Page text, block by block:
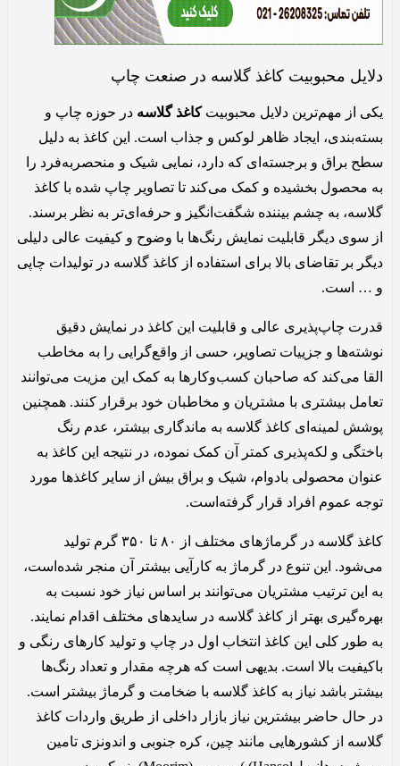
دلایل محبوبیت کاغذ گلاسه در صنعت چاپ
یکی از مهم‌ترین دلایل محبوبیتکاغذ گلاسه در حوزه چاپ و
بسته‌بندی، ایجاد ظاهر لوکس و جذاب است. این کاغذ به دلیل
سطح براق و برجسته‌ای که دارد، نمایی شیک و منحصربه‌فرد را
به محصول بخشیده و کمک می‌کند تا تصاویر چاپ شده با کاغذ
گلاسه، به چشم بیننده شگفت‌انگیز و حرفه‌ای‌تر به نظر برسند.
از سوی دیگر قابلیت نمایش رنگ‌ها با وضوح و کیفیت عالی دلیلی
دیگر بر تقاضای بالا برای استفاده از کاغذ گلاسه در تولیدات چاپی
و … است.‌
قدرت چاپ‌پذیری عالی و قابلیت این کاغذ در نمایش دقیق
نوشته‌ها و جزییات تصاویر، حسی از واقع‌گرایی را به مخاطب
القا می‌کند که صاحبان کسب‌وکارها به کمک این مزیت می‌توانند
تعامل بیشتری با مشتریان و مخاطبان خود برقرار کنند. همچنین
پوشش لمینه‌ای کاغذ گلاسه به ماندگاری بیشتر، عدم رنگ
باختگی و لکه‌پذیری کمتر آن کمک نموده، در نتیجه این کاغذ به
عنوان محصولی بادوام، شیک و براق بیش از سایر کاغذها مورد
توجه عموم افراد قرار گرفته‌است.‌
کاغذ گلاسه در گرماژهای مختلف از ۸۰ تا ۳۵۰ گرم تولید
می‌شود. این تنوع در گرماژ به کارآیی بیشتر آن منجر شده‌‌است،
به این ترتیب مشتریان می‌توانند بر اساس نیاز خود نسبت به
بهره‌گیری بهتر از کاغذ گلاسه در سایدهای مختلف اقدام نمایند.
به طور کلی این کاغذ انتخاب اول در چاپ و تولید کارهای رنگی و
باکیفیت بالا است. بدیهی است که هرچه مقدار و تعداد رنگ‌ها
بیشتر باشد نیاز به کاغذ گلاسه با ضخامت و گرماژ بیشتر است.
در حال حاضر بیشترین نیاز بازار داخلی از طریق واردات کاغذ
گلاسه از کشورهایی مانند چین، کره جنوبی و اندونزی تامین